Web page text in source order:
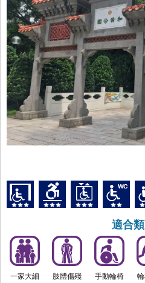
適合類
一家大細 肢體傷殘 手動輪椅